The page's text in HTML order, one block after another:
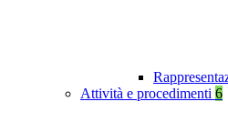
Attività e procedimenti 6